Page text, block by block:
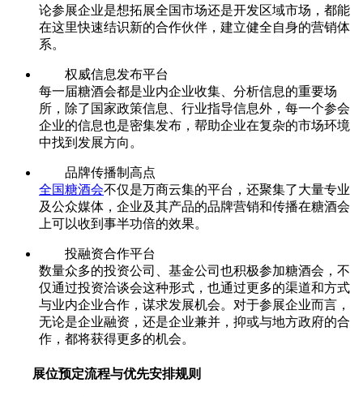
论参展企业是想拓展全国市场还是开发区域市场，都能
在这里快速结识新的合作伙伴，建立健全自身的营销体
系。
权威信息发布平台
每一届糖酒会都是业内企业收集、分析信息的重要场
所，除了国家政策信息、行业指导信息外，每一个参会
企业的信息也是密集发布，帮助企业在复杂的市场环境
中找到发展方向。
品牌传播制高点
全国糖酒会不仅是万商云集的平台，还聚集了大量专业
及公众媒体，企业及其产品的品牌营销和传播在糖酒会
上可以收到事半功倍的效果。
投融资合作平台
数量众多的投资公司、基金公司也积极参加糖酒会，不
仅通过投资洽谈会这种形式，也通过更多的渠道和方式
与业内企业合作，谋求发展机会。对于参展企业而言，
无论是企业融资，还是企业兼并，抑或与地方政府的合
作，都将获得更多的机会。
展位预定流程与优先安排规则